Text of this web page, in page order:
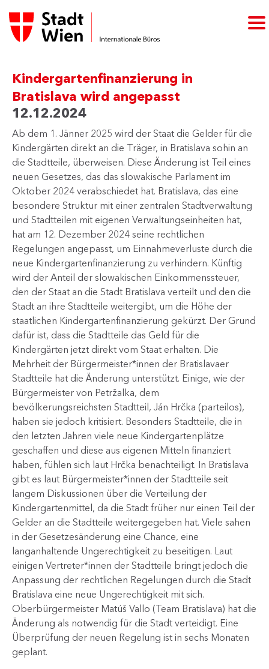
Kindergartenfinanzierung in
Bratislava wird angepasst
12.12.2024
Ab dem 1. Jänner 2025 wird der Staat die Gelder für die
Kindergärten direkt an die Träger, in Bratislava sohin an
die Stadtteile, überweisen. Di​​ese Änderung ist Teil eines
neuen Gesetzes, das das slowakische Parlament im
Oktober 2024 verabschiedet hat. Bratislava, das eine
besondere Struktur mit einer zentralen Stadtverwaltung
und Stadtteilen mit eigenen Verwaltungseinheiten hat,
hat am 12. Dezember 2024 seine rechtlichen
Regelungen angepasst, um Einnahmeverluste durch die
neue Kindergartenfinanzierung zu verhindern. Künftig
wird der Anteil der slowakischen Einkommenssteuer,
den der Staat an die Stadt Bratislava verteilt ​und den die
Stadt an ihre Stadtteile weitergibt, um die Höhe der
staatlichen Kindergartenfinanzierung gekürzt. Der Grund
dafür ist, dass die Stadtteile das Geld für die
Kindergärten jetzt direkt vom Staat erhalten. Die
Mehrheit der Bürgermeister*innen der Bratislavaer
Stadtteile hat die Änderung unterstützt. Einige, wie der
Bürgermeister von Petržalka, dem
bevölkerungsreichsten Stadtteil, Ján Hrčka (parteilos),
haben sie jedoch kritisiert. Besonders Stadtteile, die in
den letzten Jahren viele neue Kindergartenplätze
geschaffen und diese aus eigenen Mitteln finanziert
haben, fühlen sich laut Hrčka benachteiligt. In Bratislava
gibt es laut Bürgermeister*innen der Stadtteile seit
langem Diskussionen über die Verteilung der
Kindergartenmittel, da die Stadt früher nur einen Teil der
Gelder an die Stadtteile weitergegeben hat. Viele sahen
in der Gesetzesänderung eine Chance, eine
langanhaltende Ungerechtigkeit zu beseitigen. Laut
einigen ​Vertreter*innen der Stadtteile bringt jedoch die
Anpassung der rechtlichen Regelungen durch die Stadt
Bratislava eine neue Ungerechtigkeit mit sich.
Oberbürgermeister Matúš Vallo (Team Bratislava) hat die
Änderung als notwendig für die Stadt verteidigt. Eine
Überprüfung der neuen Regelung ist in sechs Monaten
geplant.​​​